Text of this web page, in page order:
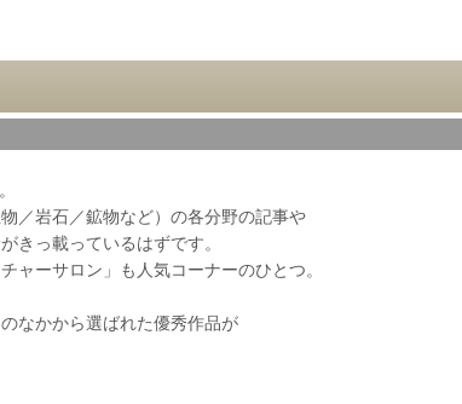
／岩石／鉱物など）の各分野の記事や
きっ載っているはずです。
ャーサロン」も人気コーナーのひとつ。
なかから選ばれた優秀作品が